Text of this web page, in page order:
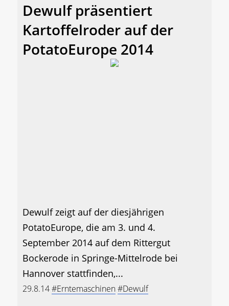
Dewulf präsentiert
Kartoffelroder auf der
PotatoEurope 2014
Dewulf zeigt auf der diesjährigen
PotatoEurope, die am 3. und 4.
September 2014 auf dem Rittergut
Bockerode in Springe-Mittelrode bei
Hannover stattfinden,...
29.8.14#Erntemaschinen#Dewulf